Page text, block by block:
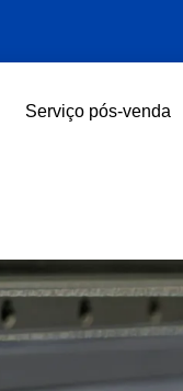
Serviço pós-venda